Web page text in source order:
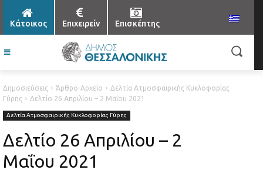
Κάτοικος Επιχειρείν Επισκέπτης
Δημοσιεύσεις Άρθρο-Αρχείο
Δελτία Ατμοσφαιρικής Κυκλοφορίας
Γύρης
Δελτίο 26 Απριλίου – 2 Μαΐου 2021
Δελτία Ατμοσφαιρικής Κυκλοφορίας Γύρης
Δελτίο 26 Απριλίου – 2
Μαΐου 2021